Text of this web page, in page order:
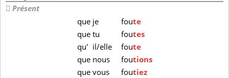
Présent
que je foute
que tu foutes
qu' il/elle foute
que nous foutions
que vous foutiez